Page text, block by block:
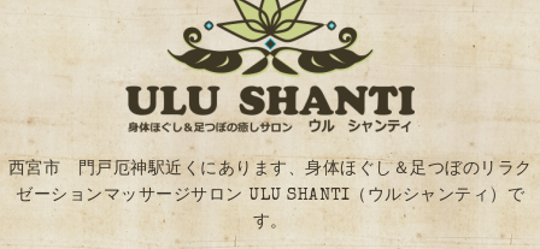
西宮市 門戸厄神駅近くにあります、身体ほぐし＆足つぼのリラク
ゼーションマッサージサロン ULU SHANTI（ウルシャンティ）で
す。